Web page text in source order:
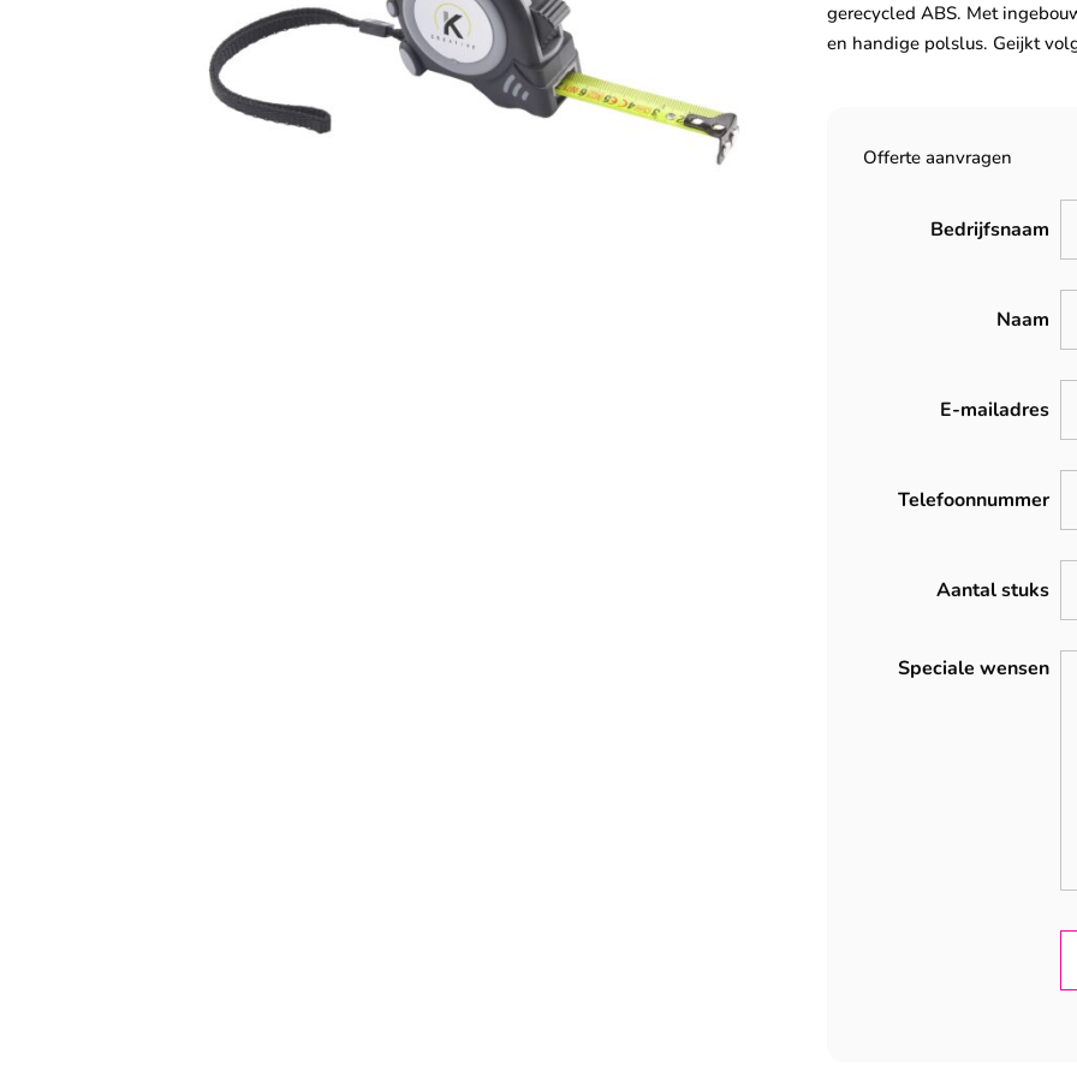
gerecycled ABS. Met
en handige polslus. Geijkt
Offerte aanvragen
Bedrijfsnaam
Naam
E-mailadres
Telefoonnummer
Aantal stuks
Speciale wensen